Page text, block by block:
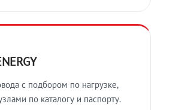
с подбором по нагрузке,
по каталогу и паспорту.